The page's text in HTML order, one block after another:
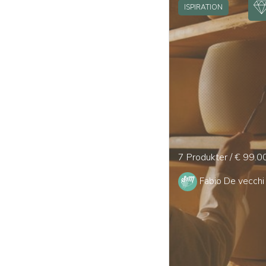
ISPIRATION
7 Produkter / €
Fabio De vecchi